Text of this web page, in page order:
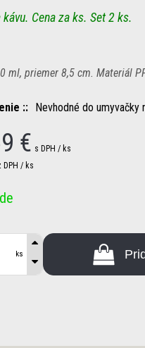
kávu. Cena za ks. Set 2 ks.
ml, priemer 8,5 cm. Materiál
: Nevhodné do umyvačky
€ s DPH / ks
DPH / ks
ks